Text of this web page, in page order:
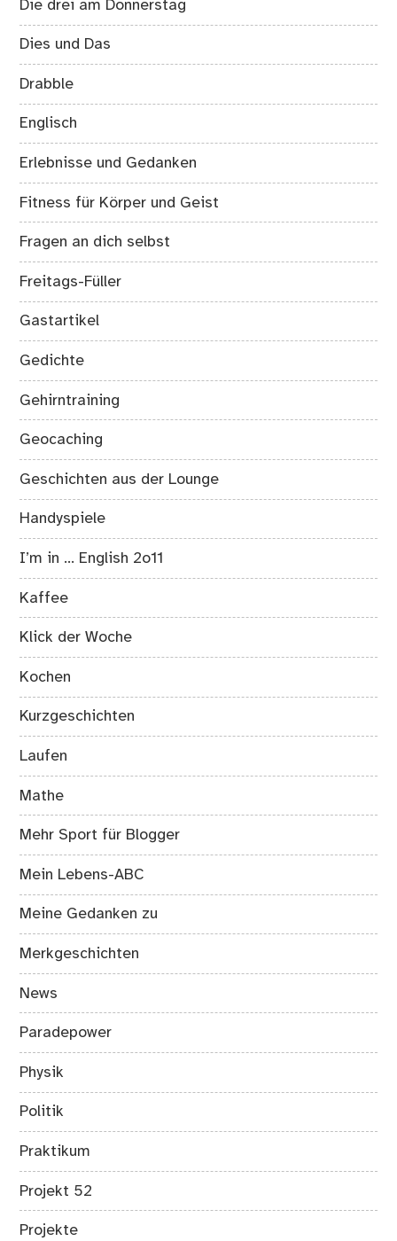
Die drei am Donnerstag
Dies und Das
Drabble
Englisch
Erlebnisse und Gedanken
Fitness für Körper und Geist
Fragen an dich selbst
Freitags-Füller
Gastartikel
Gedichte
Gehirntraining
Geocaching
Geschichten aus der Lounge
Handyspiele
I’m in … English 2o11
Kaffee
Klick der Woche
Kochen
Kurzgeschichten
Laufen
Mathe
Mehr Sport für Blogger
Mein Lebens-ABC
Meine Gedanken zu
Merkgeschichten
News
Paradepower
Physik
Politik
Praktikum
Projekt 52
Projekte